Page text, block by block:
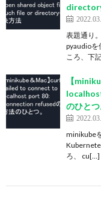
表題通り
pyaudioを
ころ、下
【
のひとつ
minikube
ろ、 cu[…]